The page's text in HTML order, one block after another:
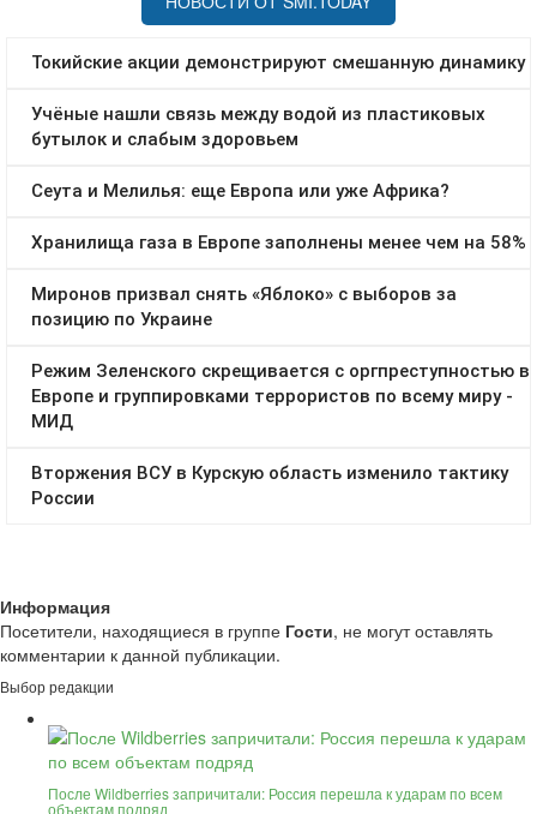
Информация
Посетители, находящиеся в группе Гости, не могут оставлять
комментарии к данной публикации.
Выбор редакции
После Wildberries запричитали: Россия перешла к ударам по всем
объектам подряд